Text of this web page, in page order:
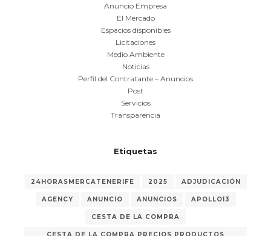
Anuncio Empresa
El Mercado
Espacios disponibles
Licitaciones
Medio Ambiente
Noticias
Perfil del Contratante – Anuncios
Post
Servicios
Transparencia
Etiquetas
24HORASMERCATENERIFE 2025 ADJUDICACIÓN
AGENCY ANUNCIO ANUNCIOS APOLLO13
CESTA DE LA COMPRA